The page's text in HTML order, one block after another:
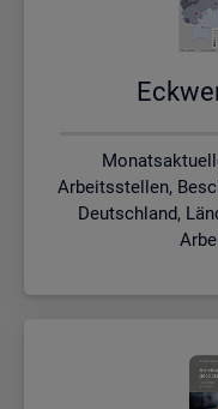
Arbeitsstellen,
Deutschland,